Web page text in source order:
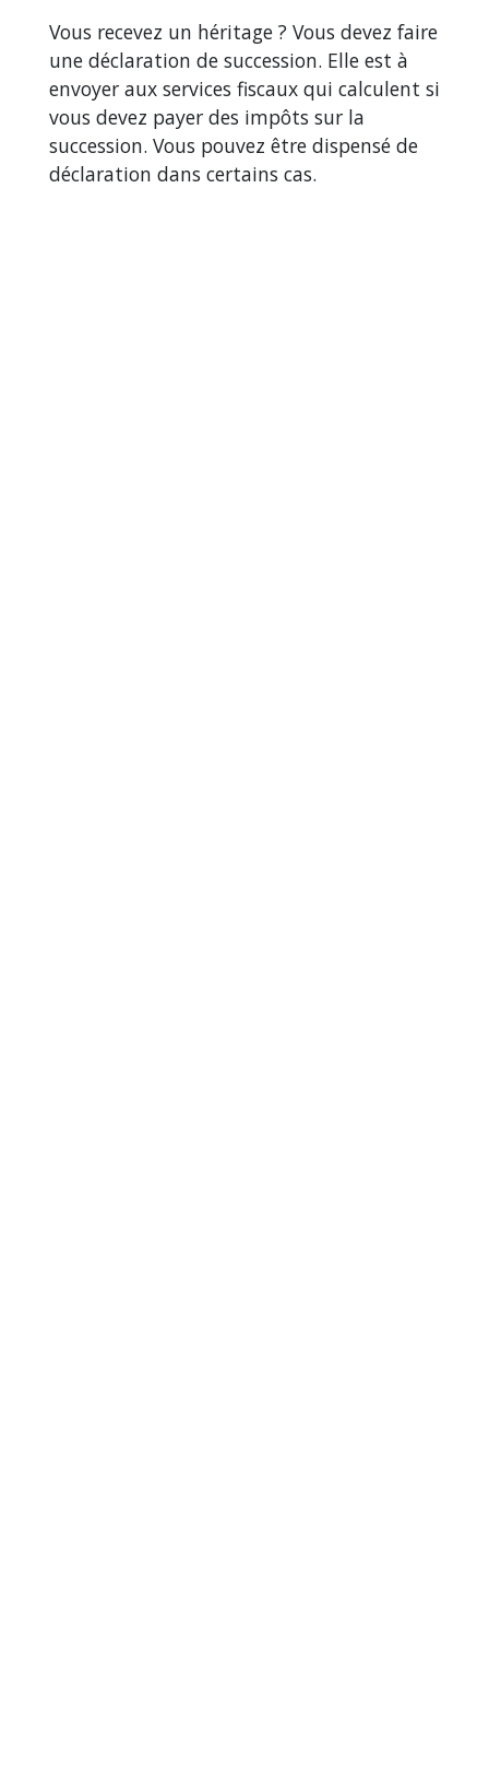
Vous recevez un héritage ? Vous devez faire
une déclaration de succession. Elle est à
envoyer aux services fiscaux qui calculent si
vous devez payer des impôts sur la
succession. Vous pouvez être dispensé de
déclaration dans certains cas.